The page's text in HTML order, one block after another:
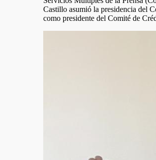
Castillo asumió la presidencia del
como presidente del Comité de